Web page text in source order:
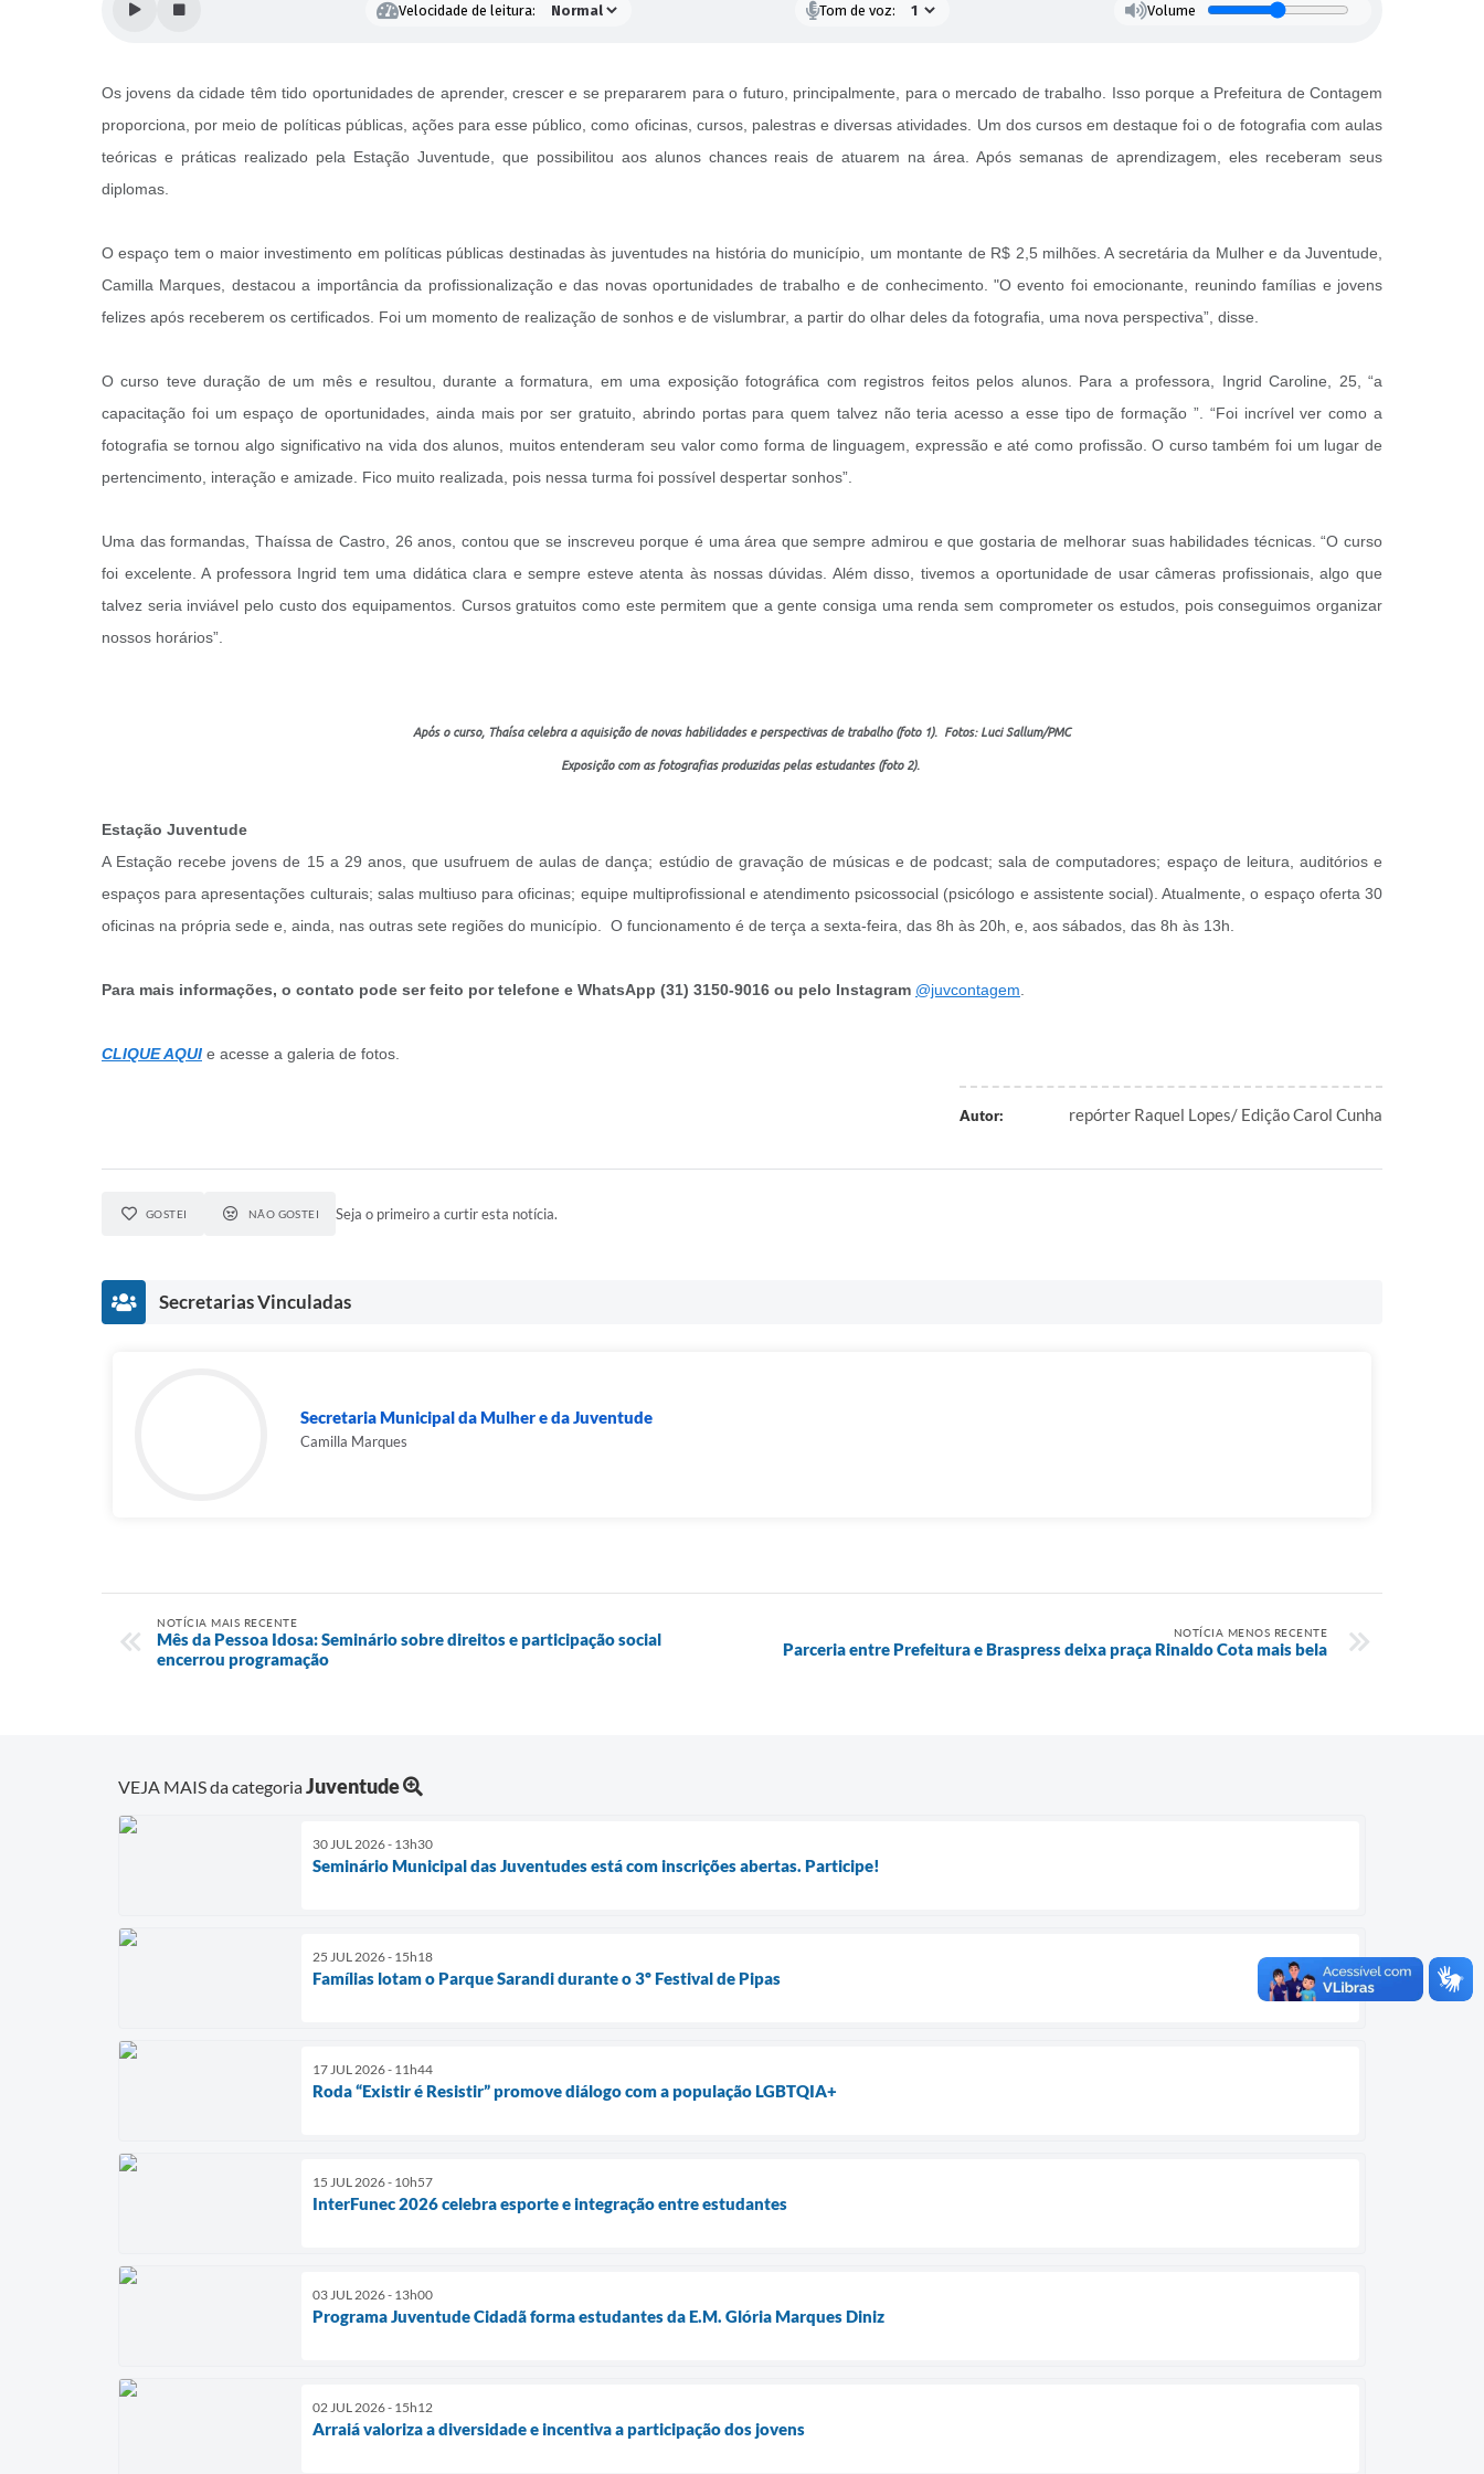
Velocidade de leitura: Tom de voz: Volume
Os jovens da cidade têm tido oportunidades de aprender, crescer e se prepararem para o futuro, principalmente, para o mercado de trabalho. Isso porque a Prefeitura de Contagem
proporciona, por meio de políticas públicas, ações para esse público, como oficinas, cursos, palestras e diversas atividades. Um dos cursos em destaque foi o de fotografia com aulas
teóricas e práticas realizado pela Estação Juventude, que possibilitou aos alunos chances reais de atuarem na área. Após semanas de aprendizagem, eles receberam seus
diplomas.
O espaço tem o maior investimento em políticas públicas destinadas às juventudes na história do município, um montante de R$ 2,5 milhões. A secretária da Mulher e da Juventude,
Camilla Marques, destacou a importância da profissionalização e das novas oportunidades de trabalho e de conhecimento. "O evento foi emocionante, reunindo famílias e jovens
felizes após receberem os certificados. Foi um momento de realização de sonhos e de vislumbrar, a partir do olhar deles da fotografia, uma nova perspectiva”, disse.
O curso teve duração de um mês e resultou, durante a formatura, em uma exposição fotográfica com registros feitos pelos alunos. Para a professora, Ingrid Caroline, 25, “a
capacitação foi um espaço de oportunidades, ainda mais por ser gratuito, abrindo portas para quem talvez não teria acesso a esse tipo de formação ”. “Foi incrível ver como a
fotografia se tornou algo significativo na vida dos alunos, muitos entenderam seu valor como forma de linguagem, expressão e até como profissão. O curso também foi um lugar de
pertencimento, interação e amizade. Fico muito realizada, pois nessa turma foi possível despertar sonhos”.
Uma das formandas, Thaíssa de Castro, 26 anos, contou que se inscreveu porque é uma área que sempre admirou e que gostaria de melhorar suas habilidades técnicas. “O curso
foi excelente. A professora Ingrid tem uma didática clara e sempre esteve atenta às nossas dúvidas. Além disso, tivemos a oportunidade de usar câmeras profissionais, algo que
talvez seria inviável pelo custo dos equipamentos. Cursos gratuitos como este permitem que a gente consiga uma renda sem comprometer os estudos, pois conseguimos organizar
nossos horários”.
Após o curso, Thaísa celebra a aquisição de novas habilidades e perspectivas de trabalho (foto 1). Fotos: Luci Sallum/PMC
Exposição com as fotografias produzidas pelas estudantes (foto 2).
Estação Juventude
A Estação recebe jovens de 15 a 29 anos, que usufruem de aulas de dança; estúdio de gravação de músicas e de podcast; sala de computadores; espaço de leitura, auditórios e
espaços para apresentações culturais; salas multiuso para oficinas; equipe multiprofissional e atendimento psicossocial (psicólogo e assistente social). Atualmente, o espaço oferta 30
oficinas na própria sede e, ainda, nas outras sete regiões do município. O funcionamento é de terça a sexta-feira, das 8h às 20h, e, aos sábados, das 8h às 13h.
Para mais informações, o contato pode ser feito por telefone e WhatsApp (31) 3150-9016 ou pelo Instagram @juvcontagem
CLIQUE AQUI e acesse a galeria de fotos.
Autor: repórter Raquel Lopes/ Edição Carol Cunha
GOSTEI NÃO GOSTEI Seja o primeiro a curtir esta notícia.
Secretarias Vinculadas
Secretaria Municipal da Mulher e da Juventude
Camilla Marques
NOTÍCIA MAIS RECENTE
Mês da Pessoa Idosa: Seminário sobre direitos e participação social
encerrou programação
NOTÍCIA MENOS RECENTE
Parceria entre Prefeitura e Braspress deixa praça Rinaldo Cota mais bela
VEJA MAIS da categoriaJuventude
30 JUL 2026 - 13h30
Seminário Municipal das Juventudes está com inscrições abertas. Participe!
25 JUL 2026 - 15h18
Famílias lotam o Parque Sarandi durante o 3º Festival de Pipas
17 JUL 2026 - 11h44
Roda “Existir é Resistir” promove diálogo com a população LGBTQIA+
15 JUL 2026 - 10h57
InterFunec 2026 celebra esporte e integração entre estudantes
03 JUL 2026 - 13h00
Programa Juventude Cidadã forma estudantes da E.M. Glória Marques Diniz
02 JUL 2026 - 15h12
Arraiá valoriza a diversidade e incentiva a participação dos jovens